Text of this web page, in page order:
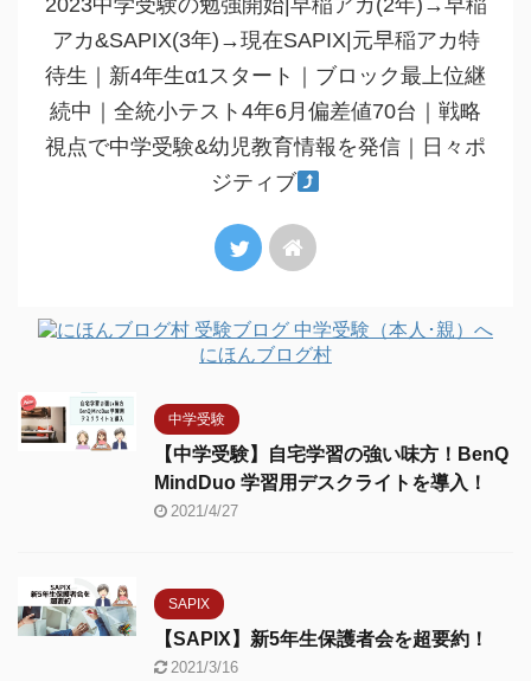
2023中学受験の勉強開始|早稲アカ(2年)→早稲
アカ&SAPIX(3年)→現在SAPIX|元早稲アカ特
待生｜新4年生α1スタート｜ブロック最上位継
続中｜全統小テスト4年6月偏差値70台｜戦略
視点で中学受験&幼児教育情報を発信｜日々ポ
ジティブ
にほんブログ村
中学受験
【中学受験】自宅学習の強い味方！BenQ
MindDuo 学習用デスクライトを導入！
2021/4/27
SAPIX
【SAPIX】新5年生保護者会を超要約！
2021/3/16